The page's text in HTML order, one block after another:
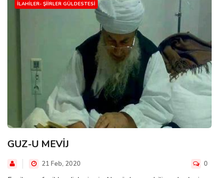
İLAHILER- ŞIIRLER GÜLDESTESI
GUZ-U MEVİJ
21 Feb, 2020 0